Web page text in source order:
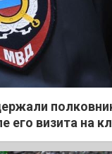
его визита на